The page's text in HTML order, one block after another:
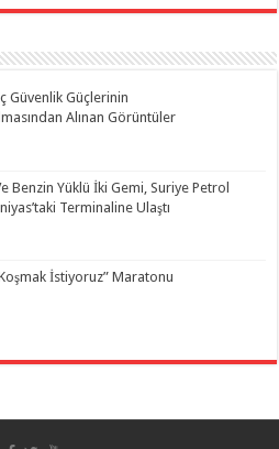
Güvenlik Güçlerinin
Alınan Görüntüler
Benzin Yüklü İki Gemi, Suriye Petrol
Terminaline Ulaştı
İstiyoruz” Maratonu